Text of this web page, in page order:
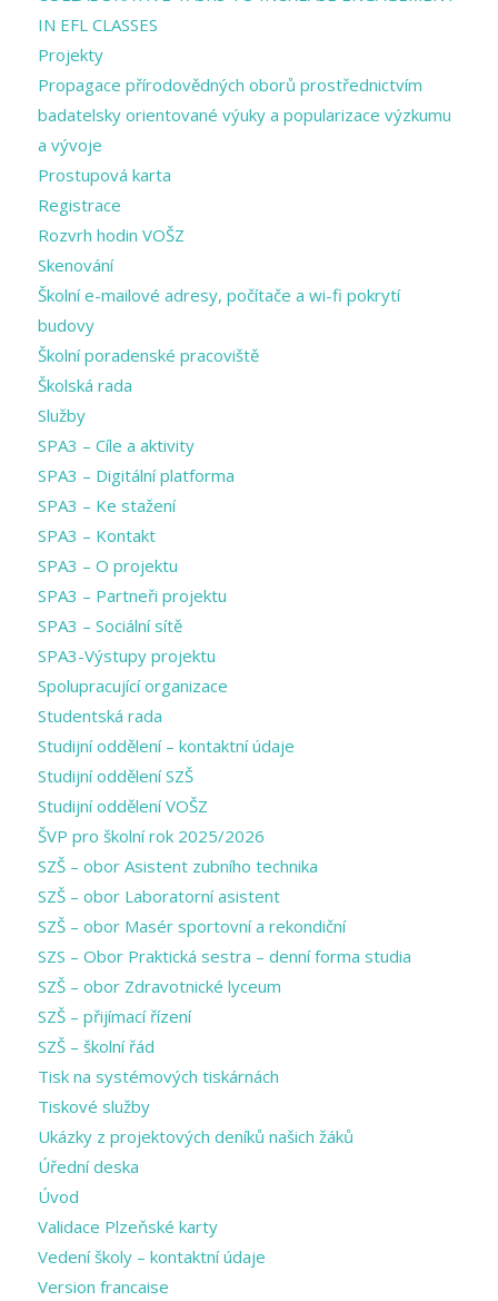
IN EFL CLASSES
Projekty
Propagace přírodovědných oborů prostřednictvím
badatelsky orientované výuky a popularizace výzkumu
a vývoje
Prostupová karta
Registrace
Rozvrh hodin VOŠZ
Skenování
Školní e-mailové adresy, počítače a wi-fi pokrytí
budovy
Školní poradenské pracoviště
Školská rada
Služby
SPA3 – Cíle a aktivity
SPA3 – Digitální platforma
SPA3 – Ke stažení
SPA3 – Kontakt
SPA3 – O projektu
SPA3 – Partneři projektu
SPA3 – Sociální sítě
SPA3-Výstupy projektu
Spolupracující organizace
Studentská rada
Studijní oddělení – kontaktní údaje
Studijní oddělení SZŠ
Studijní oddělení VOŠZ
ŠVP pro školní rok 2025/2026
SZŠ – obor Asistent zubního technika
SZŠ – obor Laboratorní asistent
SZŠ – obor Masér sportovní a rekondiční
SZS – Obor Praktická sestra – denní forma studia
SZŠ – obor Zdravotnické lyceum
SZŠ – přijímací řízení
SZŠ – školní řád
Tisk na systémových tiskárnách
Tiskové služby
Ukázky z projektových deníků našich žáků
Úřední deska
Úvod
Validace Plzeňské karty
Vedení školy – kontaktní údaje
Version francaise